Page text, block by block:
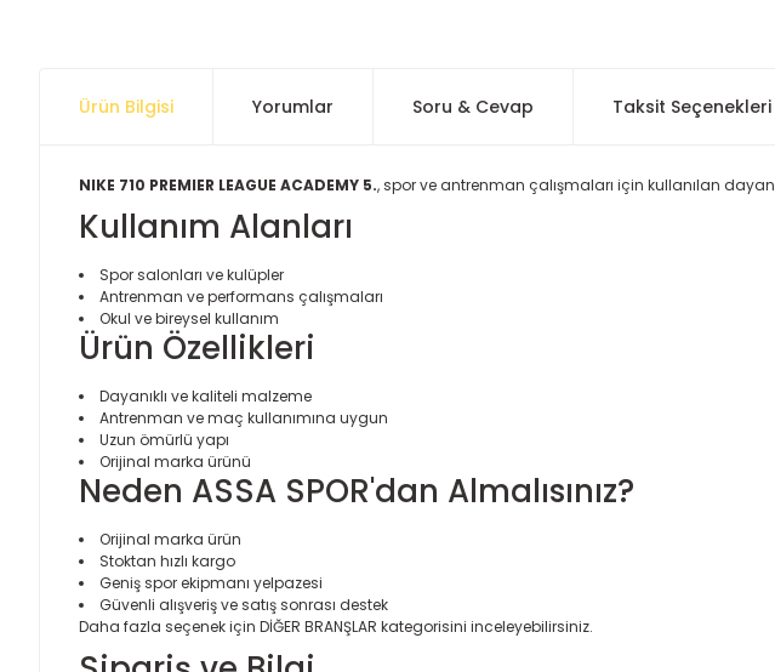
Ürün Bilgisi Yorumlar Soru & Cevap Taksit Seçenekleri
NIKE 710 PREMIER LEAGUE ACADEMY 5., spor ve antrenman çalışmaları için kullanılan
Kullanım Alanları
Spor salonları ve kulüpler
Antrenman ve performans çalışmaları
Okul ve bireysel kullanım
Ürün Özellikleri
Dayanıklı ve kaliteli malzeme
Antrenman ve maç kullanımına uygun
Uzun ömürlü yapı
Orijinal marka ürünü
Neden ASSA SPOR'dan Almalısınız?
Orijinal marka ürün
Stoktan hızlı kargo
Geniş spor ekipmanı yelpazesi
Güvenli alışveriş ve satış sonrası destek
Daha fazla seçenek için DİĞER BRANŞLAR kategorisini inceleyebilirsiniz.